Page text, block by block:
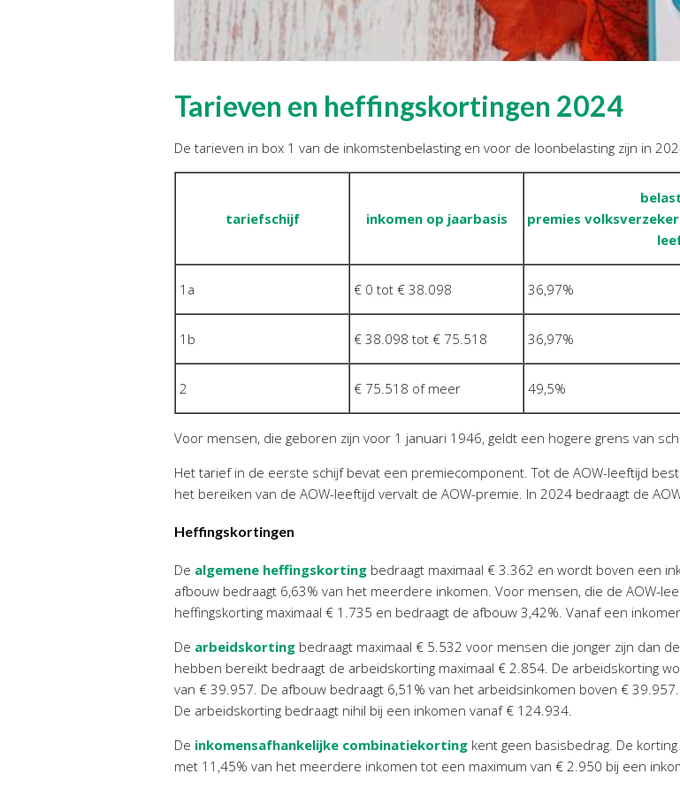
Tarieven en heffingskortingen 2024
De tarieven in box 1 van de inkomstenbelasting en voor de loonbelasting zijn in
tariefschijf inkomen op jaarbasis
premies
1a € 0 tot € 38.098 36,97%
1b € 38.098 tot € 75.518 36,97%
2 € 75.518 of meer 49,5%
Voor mensen, die geboren zijn voor 1 januari 1946, geldt een hogere grens van
Het tarief in de eerste schijf bevat een premiecomponent. Tot de AOW-leeftijd
het bereiken van de AOW-leeftijd vervalt de AOW-premie. In 2024 bedraagt de
Heffingskortingen
De algemene heffingskorting bedraagt maximaal € 3.362 en wordt boven een
afbouw bedraagt 6,63% van het meerdere inkomen. Voor mensen, die de AOW-
heffingskorting maximaal € 1.735 en bedraagt de afbouw 3,42%. Vanaf een
De arbeidskorting bedraagt maximaal € 5.532 voor mensen die jonger zijn dan
hebben bereikt bedraagt de arbeidskorting maximaal € 2.854. De arbeidskorting
van € 39.957. De afbouw bedraagt 6,51% van het arbeidsinkomen boven €
De arbeidskorting bedraagt nihil bij een inkomen vanaf € 124.934.
De inkomensafhankelijke combinatiekorting kent geen basisbedrag. De
met 11,45% van het meerdere inkomen tot een maximum van € 2.950 bij een